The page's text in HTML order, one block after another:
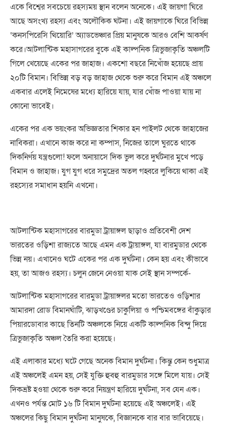
একে বিশ্বের সবচেয়ে রহস্যময় স্থান বলেন অনেকে। এই জায়গা ঘিরে
আছে অসংখ্য রহস্য এবং অলৌকিক ঘটনা। এই জায়গাকে ঘিরে বিভিন্ন
‘কনসপিরেসি থিয়োরি’ অ্যাডভেঞ্চার প্রিয় মানুষকে আরও বেশি আকর্ষণ
করে।আটলান্টিক মহাসাগরের বুকে এই কাল্পনিক ত্রিভুজাকৃতি অঞ্চলটি
গিলে খেয়েছে একের পর জাহাজ। একশো বছরে নিখোঁজ হয়েছে প্রায়
২০টি বিমান। বিভিন্ন বড় বড় জাহাজ থেকে শুরু করে বিমান এই অঞ্চলে
একবার এলেই নিমেষের মধ্যে হারিয়ে যায়, যার খোঁজ পাওয়া যায় না
কোনো ভাবেই।
একের পর এক ভয়ংকর অভিজ্ঞতার শিকার হন পাইলট থেকে জাহাজের
নাবিকরা। এখানে কাজ করে না কম্পাস, নিজের তালে ঘুরতে থাকে
দিকনির্ণয় যন্ত্রগুলো! ফলে অনায়াসে দিক ভুল করে দুর্ঘটনার মুখে পড়ে
বিমান ও জাহাজ। যুগ যুগ ধরে সমুদ্রের অতল গহ্বরে লুকিয়ে থাকা এই
রহস্যের সমাধান হয়নি এখনো।
আটলান্টিক মহাসাগরের বারমুডা ট্রায়াঙ্গল ছাড়াও প্রতিবেশী দেশ
ভারতের ওড়িশা রাজ্যতে আছে এমন এক ট্রায়াঙ্গল, যা বারমুডার থেকে
ভিন্ন নয়। এখানেও ঘটে একের পর এক দুর্ঘটনা। কেন হয় এবং কীভাবে
হয়, তা আজও রহস্য। চলুন জেনে নেওয়া যাক সেই স্থান সম্পর্কে-
আটলান্টিক মহাসাগরের বারমুডা ট্রায়াঙ্গলর মতো ভারতেও ওড়িশার
আমারদা রোড বিমানঘাঁটি, ঝাড়খণ্ডের চাকুলিয়া ও পশ্চিমবঙ্গের বাঁকুড়ার
পিয়ারডোবার কাছে তিনটি অঞ্চলকে নিয়ে একটি কাল্পনিক বিন্দু দিয়ে
ত্রিভুজাকৃতি অঞ্চল তৈরি করা হয়েছে।
এই এলাকার মধ্যে ঘটে গেছে অনেক বিমান দুর্ঘটনা। কিন্তু কেন শুধুমাত্র
এই অঞ্চলেই এমন হয়, সেই যুক্তি হুবহু বারমুডার সঙ্গে মিলে যায়। সেই
দিকভ্রষ্ট হওয়া থেকে শুরু করে নিয়ন্ত্রণ হারিয়ে দুর্ঘটনা, সব যেন এক।
এখনও পর্যন্ত মোট ১৬ টি বিমান দুর্ঘটনা হয়েছে এই অঞ্চলেই। এই
অঞ্চলের কিছু বিমান দুর্ঘটনা মানুষকে, বিজ্ঞানকে বার বার ভাবিয়েছে।